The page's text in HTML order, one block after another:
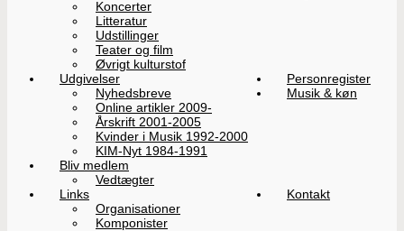
Koncerter
Litteratur
Udstillinger
Teater og film
Øvrigt kulturstof
Udgivelser
Nyhedsbreve
Online artikler 2009-
Årskrift 2001-2005
Kvinder i Musik 1992-2000
KIM-Nyt 1984-1991
Personregister
Musik & køn
Bliv medlem
Vedtægter
Links
Organisationer
Komponister
Kontakt